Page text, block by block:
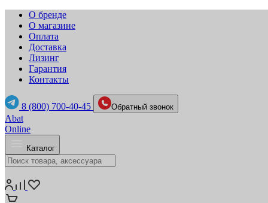
О бренде
О магазине
Оплата
Доставка
Лизинг
Гарантия
Контакты
8 (800) 700-40-45 Обратный звонок
Abat
Online
Каталог